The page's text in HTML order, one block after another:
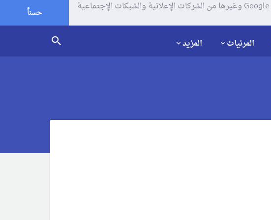
يستخدم موقعنا ملفات تعريف الإرتباط (الكوكيز) لتحليل زياراتك وإستخدامك للموقع و تتم مشاركة بعض المعلومات مع Google وغيرها من الشركات الإعلانية والشبكات الإجتماعية
حسناً
المرئيات المزيد